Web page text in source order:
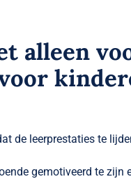
alleen
de leerprestaties te
gemotiveerd te zijn